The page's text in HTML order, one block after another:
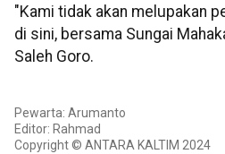
"Kami tidak akan melupakan
di sini, bersama Sungai
Saleh Goro.
Pewarta: Arumanto
Editor: Rahmad
Copyright © ANTARA KALTIM 2024